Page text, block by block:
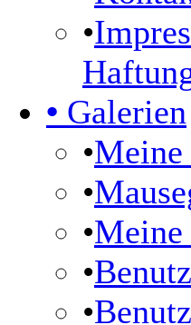
•
• Galerien
•Meine
•
•Meine
•
•